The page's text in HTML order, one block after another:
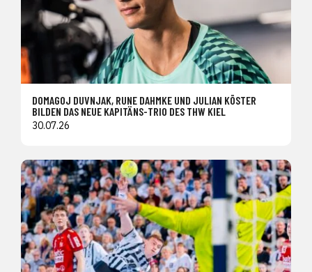
DOMAGOJ DUVNJAK, RUNE DAHMKE UND JULIAN KÖSTER
BILDEN DAS NEUE KAPITÄNS-TRIO DES THW KIEL
30.07.26